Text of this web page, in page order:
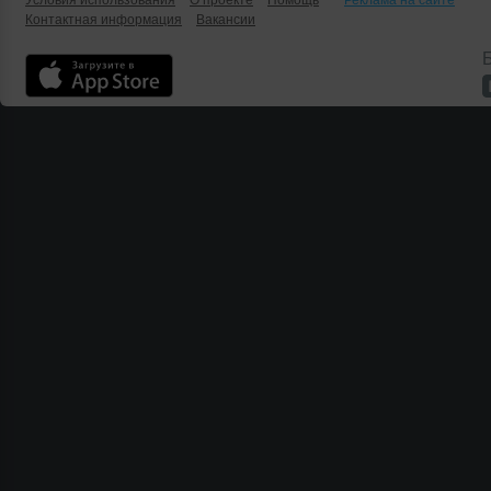
Контактная информация
Вакансии